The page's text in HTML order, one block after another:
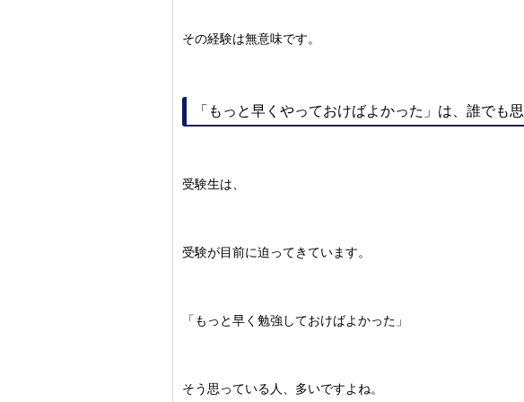
その経験は無意味です。
「もっと早くやっておけばよかった」は、誰でも思
受験生は、
受験が目前に迫ってきています。
「もっと早く勉強しておけばよかった」
そう思っている人、多いですよね。